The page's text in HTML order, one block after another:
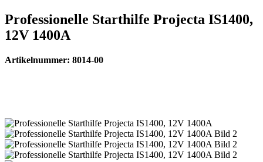
Professionelle Starthilfe Projecta IS1400,
12V 1400A
Artikelnummer: 8014-00